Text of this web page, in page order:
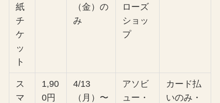
紙
チ
ケ
ッ
ト
（金）の
み
ローズ
ショッ
プ
ス
マ
1,90
0円
4/13
（月）〜
アソビ
ュー・
カード払
いのみ・